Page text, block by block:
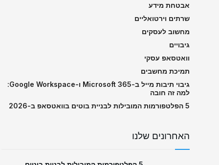
אבטחת מידע
שרתים וירטואליים
מחשוב לעסקים
גיבויים
וואטסאפ עסקי
תמיכת מחשבים
גיבוי תיבות מייל ב-Microsoft 365 ו-Google Workspace:
למה זה חובה
5 הפלטפורמות המובילות לבניית בוטים בוואטסאפ ב-2026
האחרונים שלנו